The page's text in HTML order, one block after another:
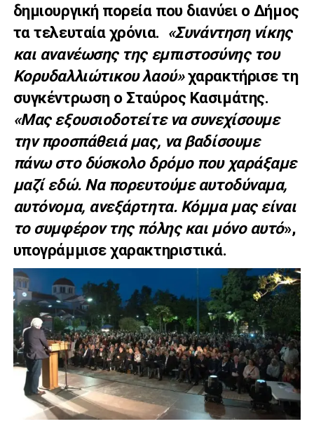
δημιουργική πορεία που διανύει ο Δήμος
τα τελευταία χρόνια. «Συνάντηση νίκης
και ανανέωσης της εμπιστοσύνης του
Κορυδαλλιώτικου λαού»χαρακτήρισε τη
συγκέντρωση ο Σταύρος Κασιμάτης.
«Μας εξουσιοδοτείτε να συνεχίσουμε
την προσπάθειά μας, να βαδίσουμε
πάνω στο δύσκολο δρόμο που χαράξαμε
μαζί εδώ. Να πορευτούμε αυτοδύναμα,
αυτόνομα, ανεξάρτητα. Κόμμα μας είναι
το συμφέρον της πόλης και μόνο αυτό»,
υπογράμμισε χαρακτηριστικά.